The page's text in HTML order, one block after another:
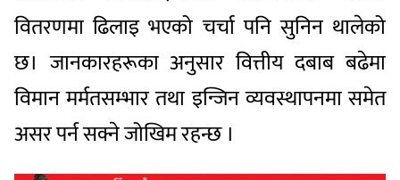
वितरणमा ढिलाइ भएको चर्चा पनि सुनिन थालेको
छ। जानकारहरूका अनुसार वित्तीय दबाब बढेमा
विमान मर्मतसम्भार तथा इन्जिन व्यवस्थापनमा समेत
असर पर्न सक्ने जोखिम रहन्छ ।